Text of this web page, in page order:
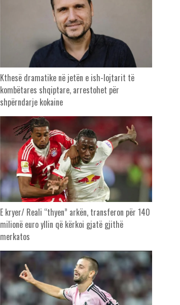
Kthesë dramatike në jetën e ish-lojtarit të
kombëtares shqiptare, arrestohet për
shpërndarje kokaine
E kryer/ Reali “thyen” arkën, transferon për 140
milionë euro yllin që kërkoi gjatë gjithë
merkatos